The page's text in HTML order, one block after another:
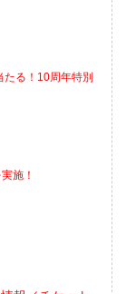
たる！10周年特別
施！